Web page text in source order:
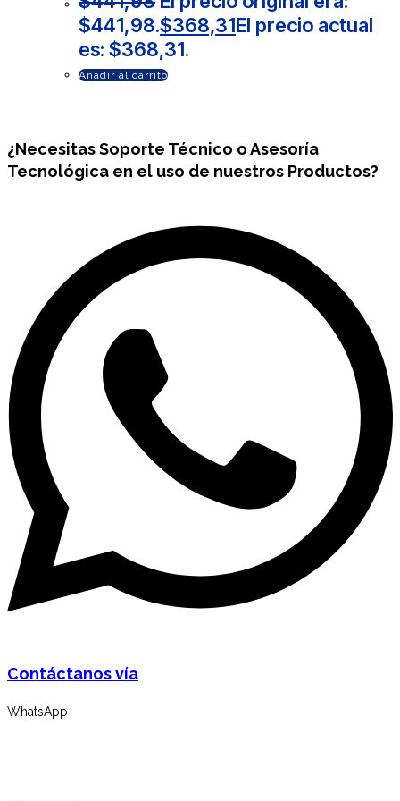
$441,98.$368,31El precio actual
es: $368,31.
Añadir al carrito
¿NecesitasSoporte Técnico o Asesoría
Tecnológica en el uso de nuestros Productos?
Contáctanos vía
WhatsApp